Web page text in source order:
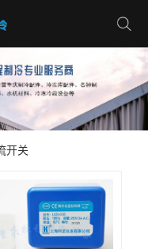
开关